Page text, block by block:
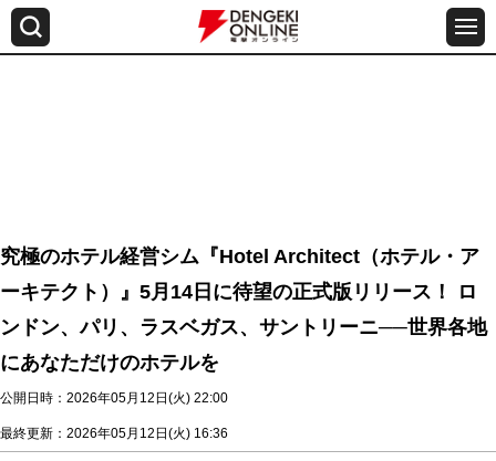
究極のホテル経営シム『Hotel Architect（ホテル・ア
ーキテクト）』5月14日に待望の正式版リリース！ ロ
ンドン、パリ、ラスベガス、サントリーニ──世界各地
にあなただけのホテルを
公開日時：2026年05月12日(火) 22:00
最終更新：2026年05月12日(火) 16:36